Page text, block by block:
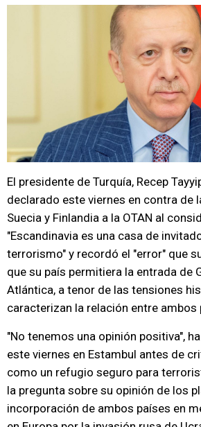
El presidente de Turquía, Recep
declarado este viernes en contra de
Suecia y Finlandia a la OTAN al
"Escandinavia es una casa de
terrorismo" y recordó el "error" que
que su país permitiera la entrada de
Atlántica, a tenor de las tensiones
caracterizan la relación entre ambos
"No tenemos una opinión positiva",
este viernes en Estambul antes de
como un refugio seguro para
la pregunta sobre su opinión de los
incorporación de ambos países en